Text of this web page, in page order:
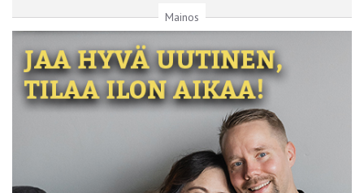
Mainos